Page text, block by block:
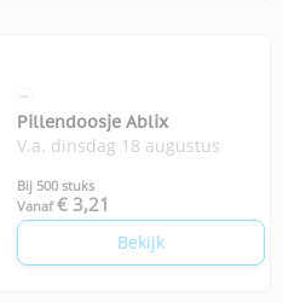
Pillendoosje Ablix
V.a. dinsdag 18 augustus
Bij 500 stuks
Vanaf € 3,21
Bekijk